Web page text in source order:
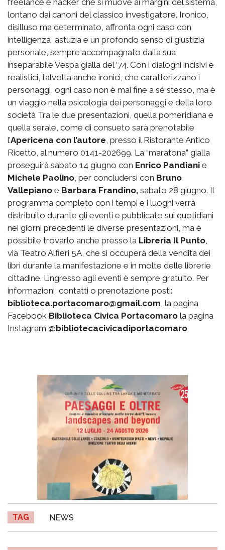
freelance e hacker che si muove ai margini del sistema,
lontano dai canoni del classico investigatore. Ironico,
disilluso ma determinato, affronta ogni caso con
intelligenza, astuzia e un profondo senso di giustizia
personale, sempre accompagnato dalla sua
inseparabile Vespa gialla del ‘74. Con i dialoghi incisivi e
realistici, talvolta anche ironici, che caratterizzano i
personaggi, ogni caso non è mai fine a sé stesso, ma è
un viaggio nella psicologia dei personaggi e della loro
società Tra le due presentazioni, quella pomeridiana e
quella serale, come di consueto sarà prenotabile
l’Apericena con l’autore, presso il Ristorante Antico
Ricetto, al numero 0141-202699. La “maratona” gialla
proseguirà sabato 14 giugno con Enrico Pandiani e
Michele Paolino, per concludersi con Bruno
Vallepiano e Barbara Frandino, sabato 28 giugno. Il
programma completo con i tempi e i luoghi verrà
distribuito durante gli eventi e pubblicato sui quotidiani
nei giorni precedenti le diverse presentazioni, ma è
possibile trovarlo anche presso la Libreria Il Punto,
via Teatro Alfieri 5A, che si occuperà della vendita dei
libri durante la manifestazione e in molte delle librerie
cittadine. L’ingresso agli eventi è sempre gratuito. Per
informazioni, contatti o prenotazione posti:
biblioteca.portacomaro@gmail.com, la pagina
Facebook Biblioteca Civica Portacomaro la pagina
Instagram @bibliotecacivicadiportacomaro
TAG NEWS